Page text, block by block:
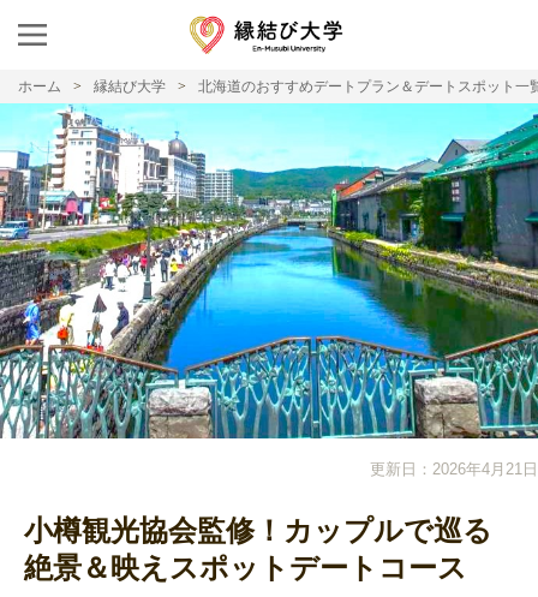
ホーム 縁結び大学 北海道のおすすめデートプラン＆デートスポット一
更新日：2026年4月21日
小樽観光協会監修！カップルで巡る
絶景＆映えスポットデートコース